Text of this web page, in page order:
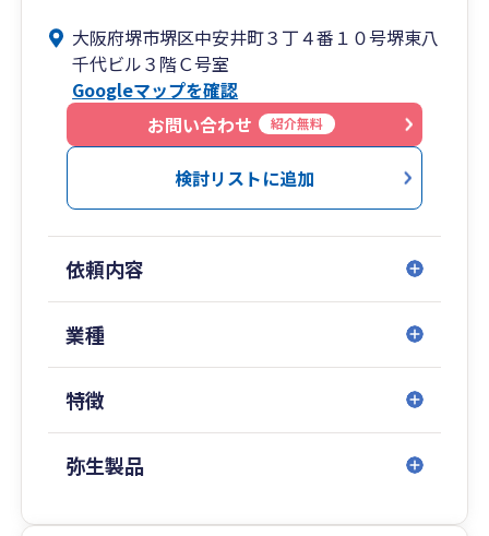
め、和泉市・泉大津市・岸和田市など、南大阪エ
リアで税理士をお探しの方は、どうぞお気軽にご
相談ください。
大阪府堺市堺区中安井町３丁４番１０号堺東八
千代ビル３階Ｃ号室
Googleマップを確認
お問い合わせ
紹介無料
検討リストに追加
依頼内容
業種
特徴
弥生製品